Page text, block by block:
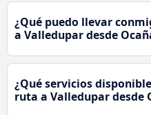
¿Qué puedo llevar
a Valledupar desde
¿Qué servicios
ruta a Valledupar desde